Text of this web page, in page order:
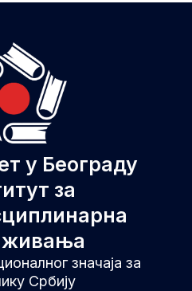
у Београду
за
значаја за
Србију